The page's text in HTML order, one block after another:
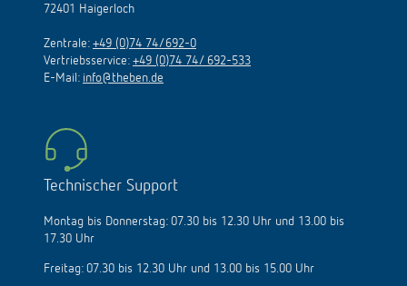
72401 Haigerloch
Zentrale: +49 (0)74 74/692-0
Vertriebsservice: +49 (0)74 74/ 692-533
E-Mail: info@theben.de
Technischer Support
Montag bis Donnerstag: 07.30 bis 12.30 Uhr und 13.00 bis
17.30 Uhr
Freitag: 07.30 bis 12.30 Uhr und 13.00 bis 15.00 Uhr